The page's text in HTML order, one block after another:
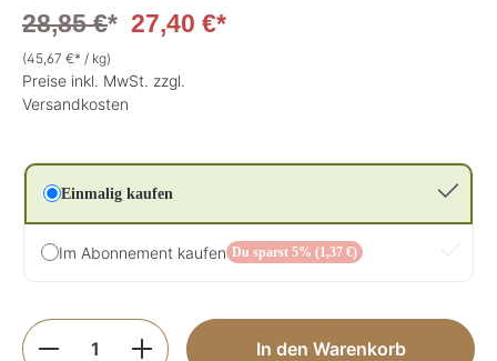
28,85 €* 27,40 €*
(45,67 €* / kg)
Preise inkl. MwSt. zzgl.
Versandkosten
Einmalig kaufen
Im Abonnement kaufen Du sparst 5% (1,37 €)
Produkt Anzahl: Gib den gewünschten
In den Warenkorb